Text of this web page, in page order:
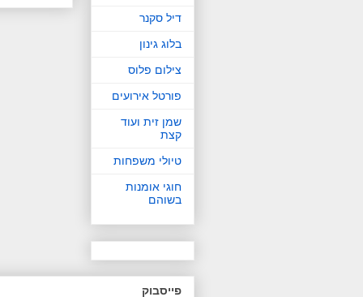
דיל סקנר
בלוג גינון
צילום פלוס
פורטל אירועים
שמן זית ועוד
קצת
טיולי משפחות
חוגי אומנות
בשוהם
פייסבוק